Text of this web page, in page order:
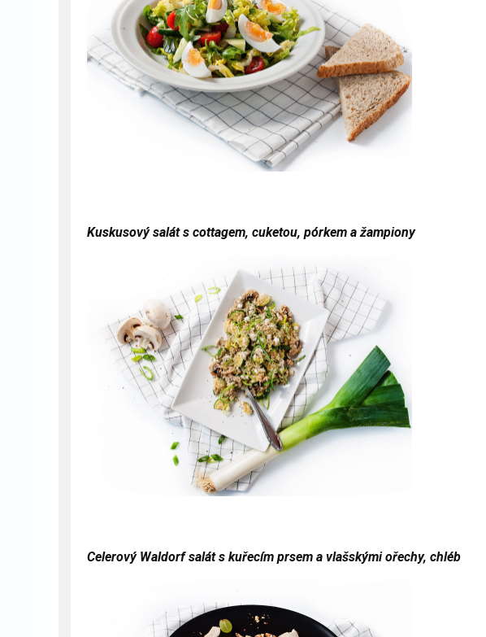
Kuskusový salát s cottagem, cuketou, pórkem a žampiony
Celerový Waldorf salát s kuřecím prsem a vlašskými ořechy, chléb